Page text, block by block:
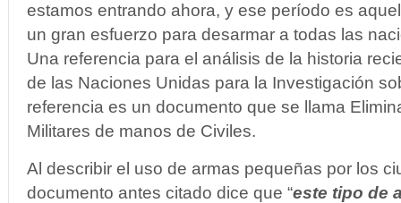
estamos entrando ahora, y ese período es
un gran esfuerzo para desarmar a todas las
Una referencia para el análisis de la historia
de las Naciones Unidas para la Investigación
referencia es un documento que se llama
Militares de manos de Civiles.
Al describir el uso de armas pequeñas por los
documento antes citado dice que “este tipo de